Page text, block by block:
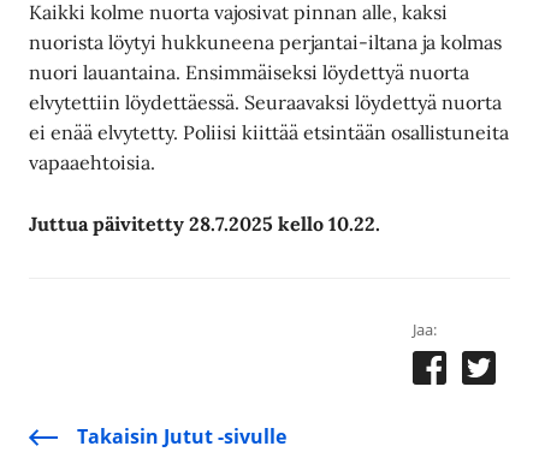
Kaikki kolme nuorta vajosivat pinnan alle, kaksi
nuorista löytyi hukkuneena perjantai-iltana ja kolmas
nuori lauantaina. Ensimmäiseksi löydettyä nuorta
elvytettiin löydettäessä. Seuraavaksi löydettyä nuorta
ei enää elvytetty. Poliisi kiittää etsintään osallistuneita
vapaaehtoisia.
Juttua päivitetty 28.7.2025 kello 10.22.
Jaa:
Takaisin Jutut -sivulle